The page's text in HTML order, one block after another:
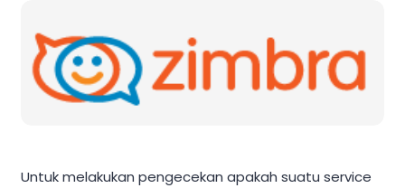
Untuk melakukan pengecekan apakah suatu service